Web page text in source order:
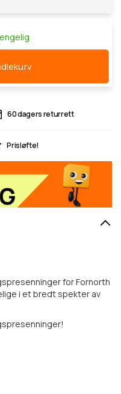
60 dagers returrett
Prisløfte!
for Fornorth
i et bredt spekter av